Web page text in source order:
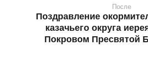
После
Поздравление
казачьего округа
Покровом Пресвятой